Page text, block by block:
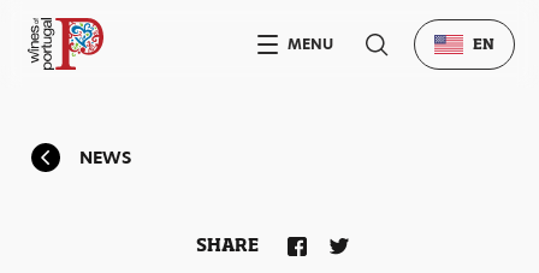
NEWS
SHARE
MENU EN